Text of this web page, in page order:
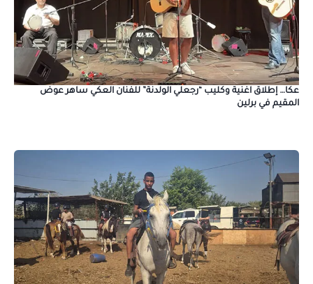
عكا… إطلاق اغنية وكليب “رجعلي الولدنة” للفنان العكي ساهر عوض
المقيم في برلين